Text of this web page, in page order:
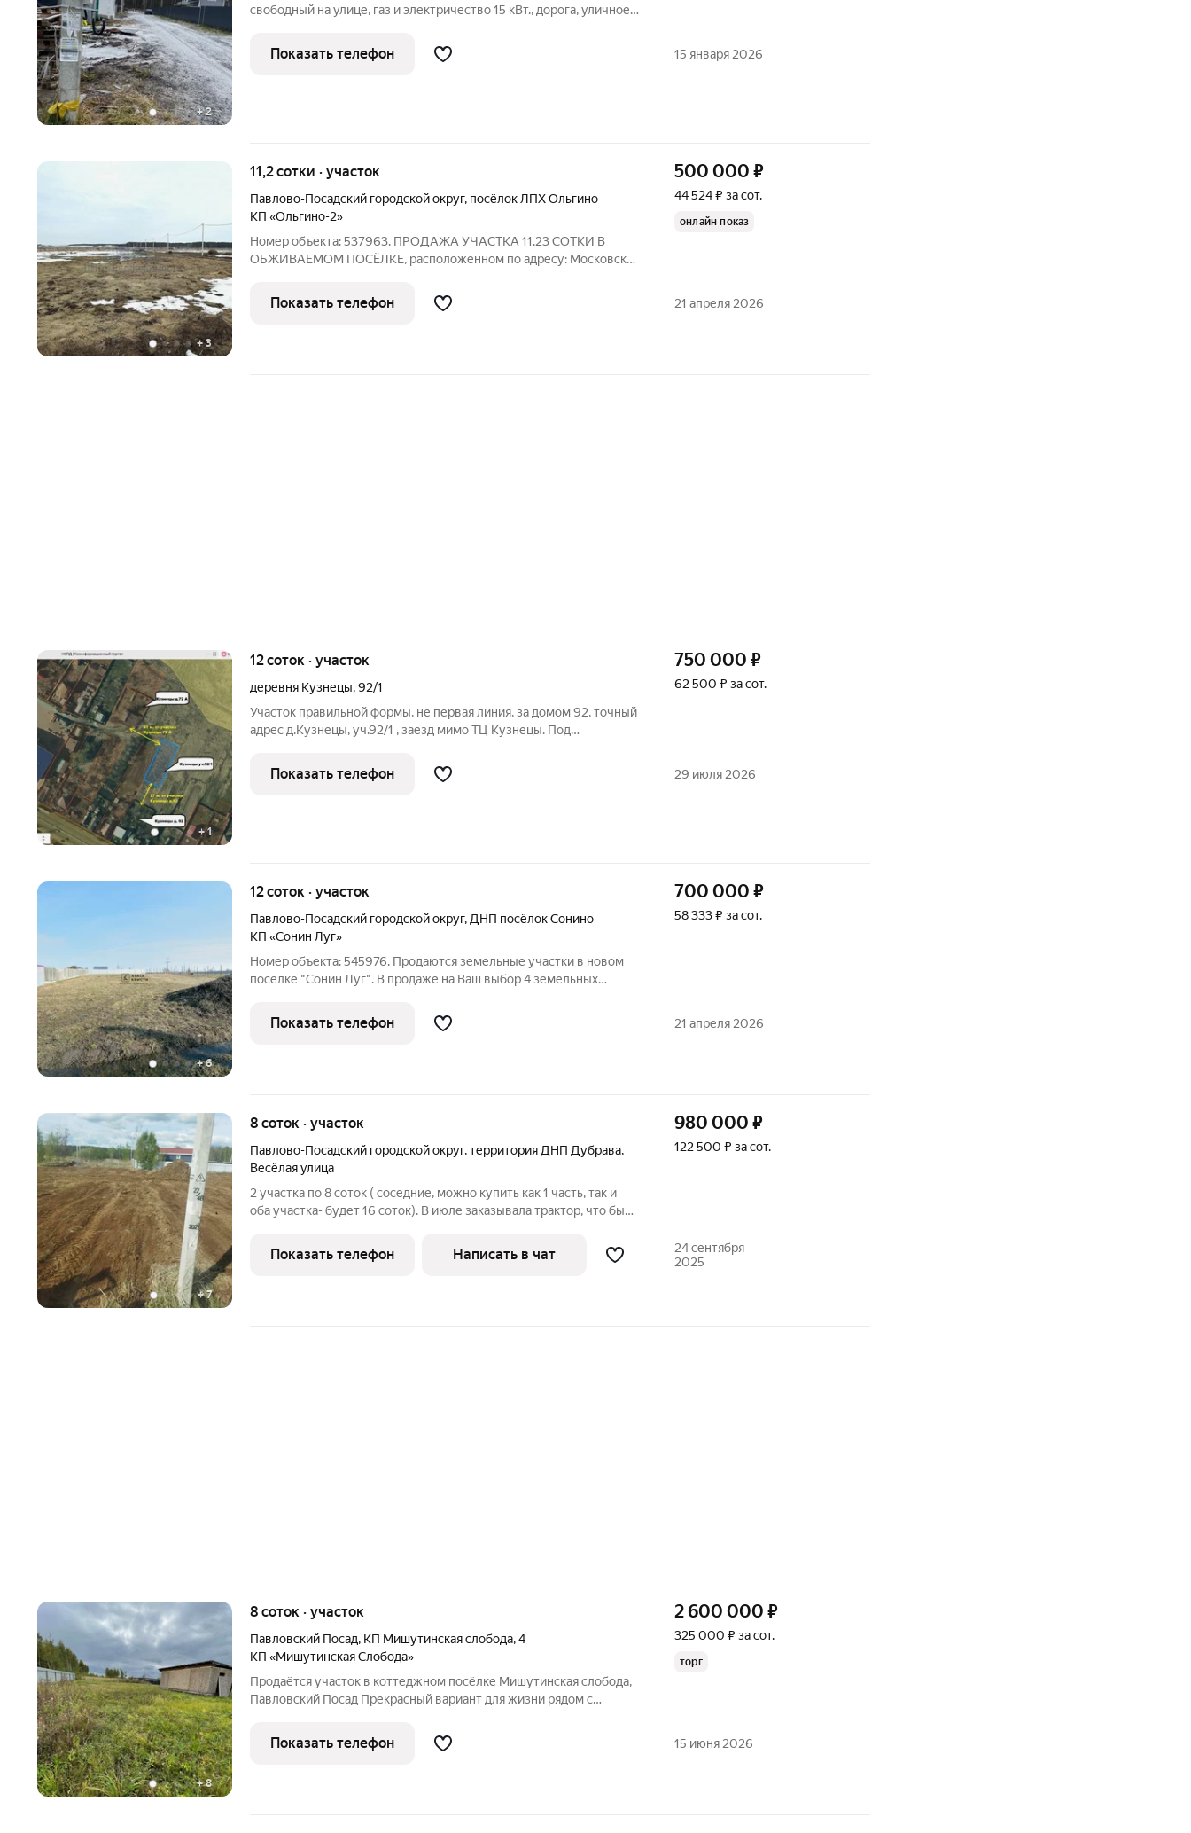
+2
свободный на улице, газ и электричество 15 кВт., дорога, уличное
Показать телефон 15 января 2026
+3
11,2 сотки · участок
Павлово-Посадский городской округ, посёлок ЛПХ Ольгино
КП «Ольгино-2»
Номер объекта: 537963. ПРОДАЖА УЧАСТКА 11.23 СОТКИ В
ОБЖИВАЕМОМ ПОСЁЛКЕ, расположенном по адресу: Московская
Ольгино). ОБ УЧАСТКЕ: Участок ровный, сухой и чистый готов к
началу работ
500 000 ₽
44 524 ₽ за сот.
онлайн показ
Показать телефон 21 апреля 2026
+1
12 соток · участок
деревня Кузнецы,92/1
Участок правильной формы, не первая линия, за домом 92, точный
адрес д.Кузнецы, уч.92/1 , заезд мимо ТЦ Кузнецы. Под
Кузнецы, подходит под социальную газификацию. Газовая труба в
50 метрах
750 000 ₽
62 500 ₽ за сот.
Показать телефон 29 июля 2026
+6
12 соток · участок
Павлово-Посадский городской округ, ДНП посёлок Сонино
КП «Сонин Луг»
Номер объекта: 545976. Продаются земельные участки в новом
поселке "Сонин Луг". В продаже на Ваш выбор 4 земельных
50:17:0030105:984, 50:17:0030105:978, 50:17:0030105:983.
Участки правильной
700 000 ₽
58 333 ₽ за сот.
Показать телефон 21 апреля 2026
+7
8 соток · участок
Павлово-Посадский городской округ,территория ДНП Дубрава,
Весёлая улица
2 участка по 8 соток ( соседние, можно купить как 1 часть, так и
оба участка- будет 16 соток). В июле заказывала трактор, что бы
Рядом река, в 10 минутах езды Павловский посад. Земли сельхоз
980 000 ₽
122 500 ₽ за сот.
Показать телефон Написать в чат
24 сентября
2025
+8
8 соток · участок
Павловский Посад, КП Мишутинская слобода,4
КП «Мишутинская Слобода»
Продаётся участок в коттеджном посёлке Мишутинская слобода,
Павловский Посад Прекрасный вариант для жизни рядом с
2 600 000 ₽
325 000 ₽ за сот.
торг
Показать телефон 15 июня 2026